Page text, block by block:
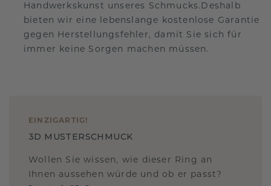
Handwerkskunst unseres Schmucks.Deshalb
bieten wir eine lebenslange kostenlose Garantie
gegen Herstellungsfehler, damit Sie sich für
immer keine Sorgen machen müssen.
EINZIGARTIG !
3D MUSTERSCHMUCK
Wollen Sie wissen, wie dieser Ring an
Ihnen aussehen würde und ob er passt?